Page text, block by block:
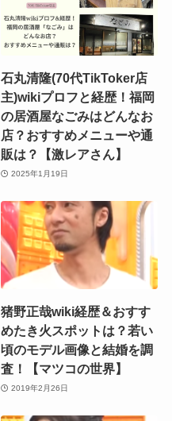
石丸清隆(70代TikToker店
主)wikiプロフと経歴！福岡
の居酒屋なごみはどんなお
店？おすすめメニューや通
販は？【激レアさん】
2025年1月19日
猪野正哉wiki経歴＆おすす
めたき火スポットは？若い
頃のモデル画像と結婚を調
査！【マツコの世界】
2019年2月26日